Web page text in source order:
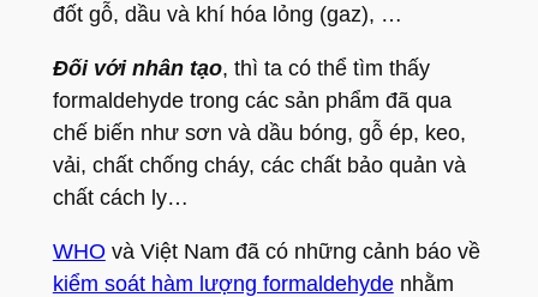
đốt gỗ, dầu và khí hóa lỏng (gaz), …
Đối với nhân tạo, thì ta có thể tìm thấy
formaldehyde trong các sản phẩm đã qua
chế biến như sơn và dầu bóng, gỗ ép, keo,
vải, chất chống cháy, các chất bảo quản và
chất cách ly…
WHO và Việt Nam đã có những cảnh báo về
kiểm soát hàm lượng formaldehydenhằm